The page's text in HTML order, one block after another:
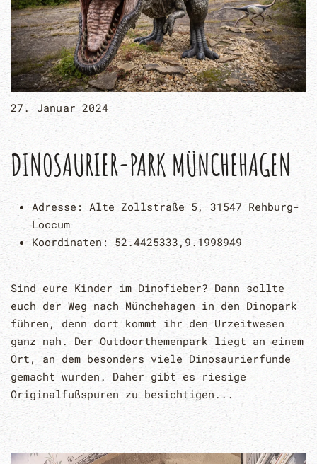
27. Januar 2024
DINOSAURIER-PARK MÜNCHEHAGEN
Adresse: Alte Zollstraße 5, 31547 Rehburg-
Loccum
Koordinaten: 52.4425333,9.1998949
Sind eure Kinder im Dinofieber? Dann sollte
euch der Weg nach Münchehagen in den Dinopark
führen, denn dort kommt ihr den Urzeitwesen
ganz nah. Der Outdoorthemenpark liegt an einem
Ort, an dem besonders viele Dinosaurierfunde
gemacht wurden. Daher gibt es riesige
Originalfußspuren zu besichtigen...